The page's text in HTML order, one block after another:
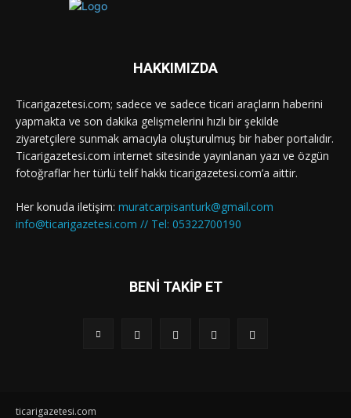
HAKKIMIZDA
Ticarigazetesi.com; sadece ve sadece ticari araçların haberini
yapmakta ve son dakika gelişmelerini hızlı bir şekilde
ziyaretçilere sunmak amacıyla oluşturulmuş bir haber portalıdır.
Ticarigazetesi.com internet sitesinde yayınlanan yazı ve özgün
fotoğraflar her türlü telif hakkı ticarigazetesi.com’a aittir.
Her konuda iletişim: muratcarpisanturk@gmail.com
info@ticarigazetesi.com // Tel: 05322700190
BENİ TAKİP ET
ticarigazetesi.com